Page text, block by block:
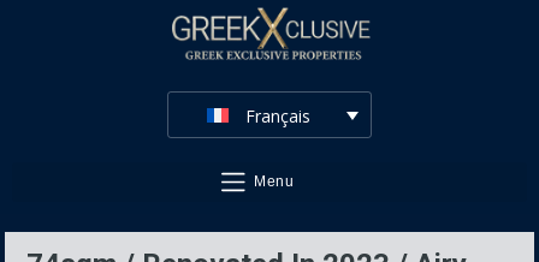
Français
Menu